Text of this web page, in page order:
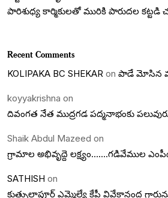
పారిశుధ్య కార్మికులతో మురికి పారుదల కట్టడి
Recent Comments
KOLIPAKA BC SHEKAR on పాడే మోసిన
koyyakrishna on
దివంగత నేత ముద్రగడ పద్మనాభంకు
Shaik Abdul Mazeed on
గ్రామాల అభివృద్దె లక్ష్యం…….గడివేముల
SATHISH on
కుత్బుల్లాపూర్ ఎమ్మెల్యే కేపీ వివేకానంద